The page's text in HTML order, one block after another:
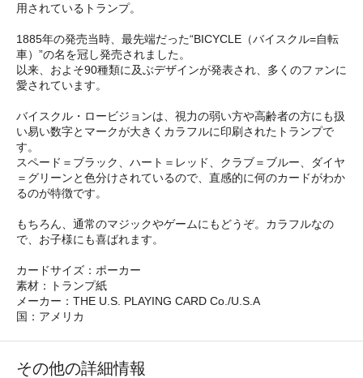
用されているトランプ。
1885年の発売当時、最先端だった“BICYCLE（バイスクル=自転
車）”の名を冠し発売されました。
以来、およそ90種類に及ぶデザインが発表され、多くのファンに
愛されています。
バイスクル・ロービジョンは、視力の弱い方や高齢者の方にも扱
い易い数字とマークが大きくカラフルに印刷されたトランプで
す。
スペード＝ブラック、ハート＝レッド、クラブ＝ブルー、ダイヤ
＝グリーンと色分けされているので、直感的に何のカードがわか
るのが特徴です。
もちろん、通常のマジックやゲームにもどうぞ。カラフルなの
で、お子様にも喜ばれます。
カードサイズ：ポーカー
素材：トランプ紙
メーカー：THE U.S. PLAYING CARD Co./U.S.A
国：アメリカ
その他の詳細情報